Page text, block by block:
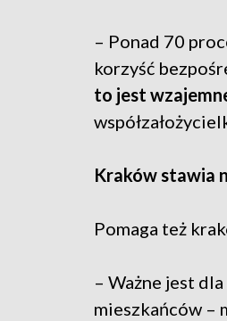
– Ponad 70
korzyść
to jest
Kraków stawia
Pomaga też
– Ważne jest
mieszkańców –